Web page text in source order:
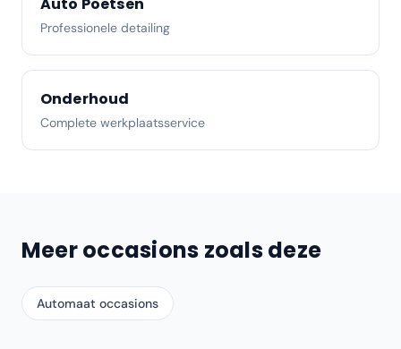
Professionele detailing
Onderhoud
Complete werkplaatsservice
Meer occasions zoals deze
Automaat occasions